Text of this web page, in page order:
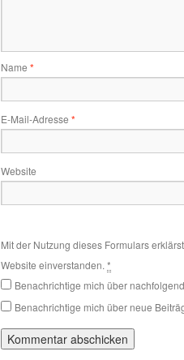
Name *
E-Mail-Adresse *
Website
Mit der Nutzung dieses Formulars
Website einverstanden. *
Benachrichtige mich über
Benachrichtige mich über neue